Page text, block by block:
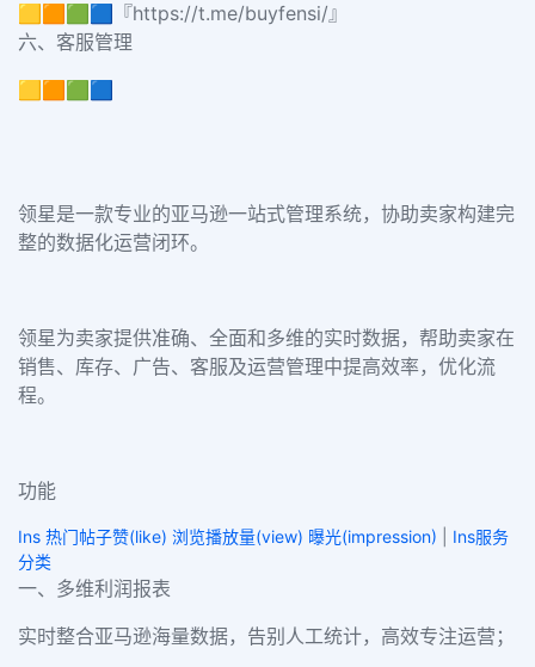
🟨🟧🟩🟦『https://t.me/buyfensi/』
六、客服管理
🟨🟧🟩🟦
领星是一款专业的亚马逊一站式管理系统，协助卖家构建完
整的数据化运营闭环。
领星为卖家提供准确、全面和多维的实时数据，帮助卖家在
销售、库存、广告、客服及运营管理中提高效率，优化流
程。
功能
Ins 热门帖子赞(like) 浏览播放量(view) 曝光(impression)
Ins服务
分类
一、多维利润报表
实时整合亚马逊海量数据，告别人工统计，高效专注运营；